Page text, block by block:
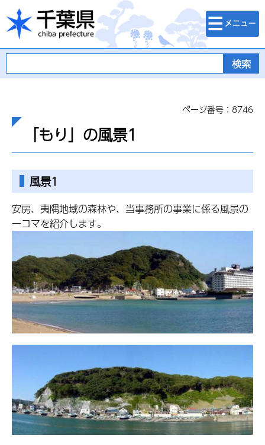
千葉県
検索・メニュ
ー
ページ番号：8746
「もり」の風景1
風景1
安房、夷隅地域の森林や、当事務所の事業に係る風景の
一コマを紹介します。